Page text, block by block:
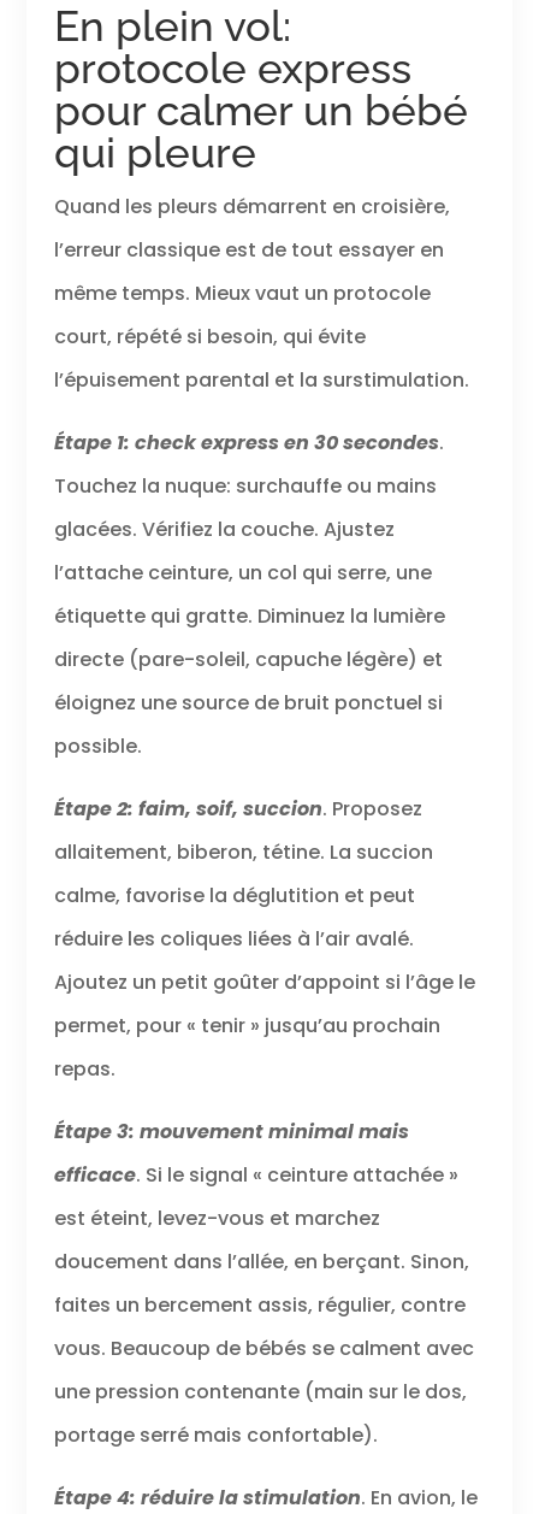
En plein vol:
protocole express
pour calmer un bébé
qui pleure
Quand les pleurs démarrent en croisière,
l’erreur classique est de tout essayer en
même temps. Mieux vaut un protocole
court, répété si besoin, qui évite
l’épuisement parental et la surstimulation.
Étape 1: check express en 30 secondes.
Touchez la nuque: surchauffe ou mains
glacées. Vérifiez la couche. Ajustez
l’attache ceinture, un col qui serre, une
étiquette qui gratte. Diminuez la lumière
directe (pare-soleil, capuche légère) et
éloignez une source de bruit ponctuel si
possible.
Étape 2: faim, soif, succion. Proposez
allaitement, biberon, tétine. La succion
calme, favorise la déglutition et peut
réduire les coliques liées à l’air avalé.
Ajoutez un petit goûter d’appoint si l’âge le
permet, pour « tenir » jusqu’au prochain
repas.
Étape 3: mouvement minimal mais
efficace. Si le signal « ceinture attachée »
est éteint, levez-vous et marchez
doucement dans l’allée, en berçant. Sinon,
faites un bercement assis, régulier, contre
vous. Beaucoup de bébés se calment avec
une pression contenante (main sur le dos,
portage serré mais confortable).
Étape 4: réduire la stimulation. En avion, le